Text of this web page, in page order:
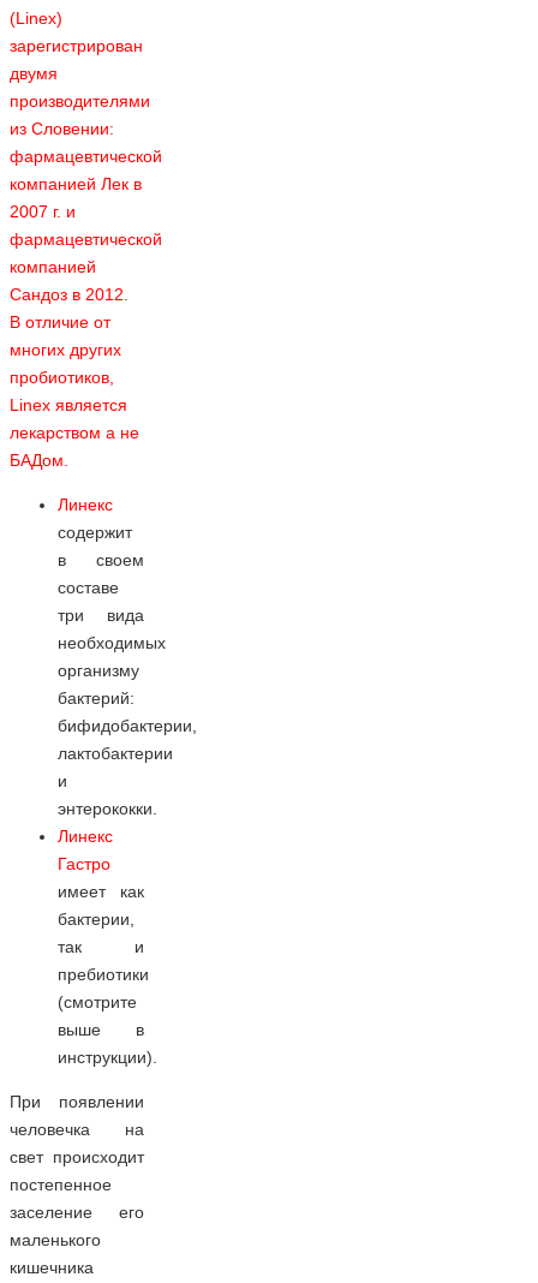
(Linex)
зарегистрирован
двумя
производителями
из Словении:
фармацевтической
компанией Лек в
2007 г. и
фармацевтической
компанией
Сандоз в 2012.
В отличие от
многих других
пробиотиков,
Linex является
лекарством а не
БАДом.
Линекс
содержит
в своем
составе
три вида
необходимых
организму
бактерий:
бифидобактерии,
лактобактерии
и
энтерококки.
Линекс
Гастро
имеет как
бактерии,
так и
пребиотики
(смотрите
выше в
инструкции).
При появлении
человечка на
свет происходит
постепенное
заселение его
маленького
кишечника